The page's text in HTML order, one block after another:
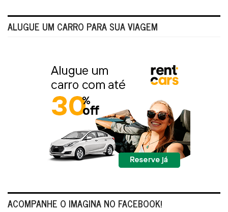
ALUGUE UM CARRO PARA SUA VIAGEM
ACOMPANHE O IMAGINA NO FACEBOOK!